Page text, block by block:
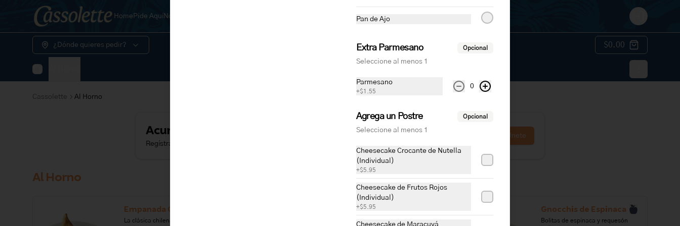
Home Pide Aquí Nosotros
Login
¿Dónde quieres pedir? $0.00
Cassolette Al Horno
Acumula
Regístrate, gana puntos con tus compras y canjealos por productos y más
Únete
Al Horno
Empanada Chilena
La clásica chilena con carne de res
Empanada de Pollo
Nuestra clásica empanada rellena
Gnocchis de Espinaca
Bolitas de espinaca y requesón
Pan de Ajo
Extra Parmesano Opcional
Seleccione al menos 1
Parmesano
+$1.55
0
Agrega un Postre Opcional
Seleccione al menos 1
Cheesecake Crocante de Nutella
(Individual)
+$5.95
Cheesecake de Frutos Rojos
(Individual)
+$5.95
Cheesecake de Maracuyá